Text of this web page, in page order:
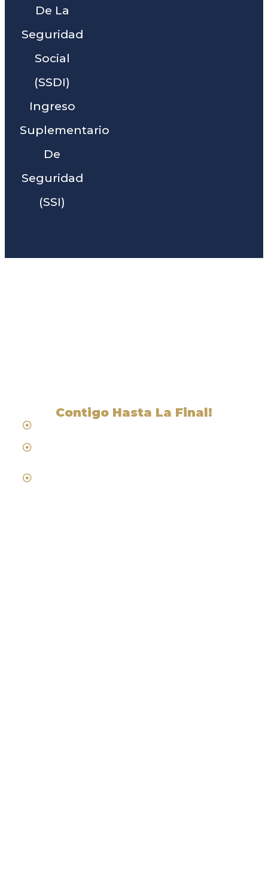
De La
Seguridad
Social
(SSDI)
Ingreso
Suplementario
De
Seguridad
(SSI)
Contigo Hasta La Final!